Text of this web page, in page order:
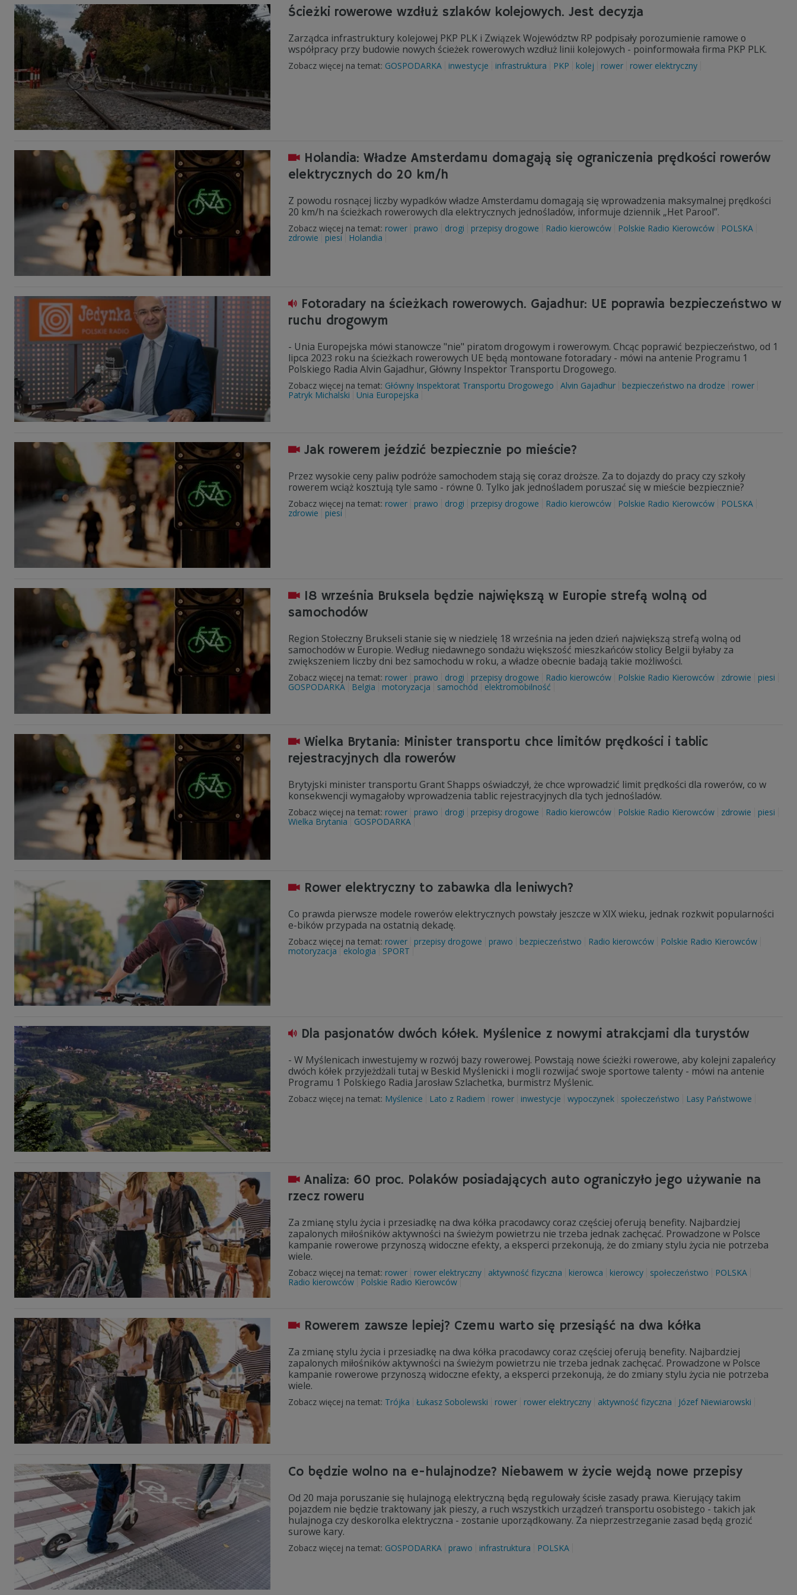
Ścieżki rowerowe wzdłuż szlaków kolejowych. Jest decyzja
Zarządca infrastruktury kolejowej PKP PLK i Związek Województw RP podpisały porozumienie ramowe o
współpracy przy budowie nowych ścieżek rowerowych wzdłuż linii kolejowych - poinformowała firma PKP PLK.
Zobacz więcej na temat: GOSPODARKA inwestycje infrastruktura PKP kolej rower rower elektryczny
Holandia: Władze Amsterdamu domagają się ograniczenia prędkości rowerów
elektrycznych do 20 km/h
Z powodu rosnącej liczby wypadków władze Amsterdamu domagają się wprowadzenia maksymalnej prędkości
20 km/h na ścieżkach rowerowych dla elektrycznych jednośladów, informuje dziennik „Het Parool”.
Zobacz więcej na temat: rower prawo drogi przepisy drogowe Radio kierowców Polskie Radio Kierowców
POLSKA
zdrowie
piesi Holandia
Fotoradary na ścieżkach rowerowych. Gajadhur: UE poprawia bezpieczeństwo w
ruchu drogowym
- Unia Europejska mówi stanowcze "nie" piratom drogowym i rowerowym. Chcąc poprawić bezpieczeństwo, od 1
lipca 2023 roku na ścieżkach rowerowych UE będą montowane fotoradary - mówi na antenie Programu 1
Polskiego Radia Alvin Gajadhur, Główny Inspektor Transportu Drogowego.
Zobacz więcej na temat: Główny Inspektorat Transportu Drogowego Alvin Gajadhur bezpieczeństwo na drodze
rower
Patryk Michalski
Unia Europejska
Jak rowerem jeździć bezpiecznie po mieście?
Przez wysokie ceny paliw podróże samochodem stają się coraz droższe. Za to dojazdy do pracy czy szkoły
rowerem wciąż kosztują tyle samo - równe 0. Tylko jak jednośladem poruszać się w mieście bezpiecznie?
Zobacz więcej na temat: rower prawo drogi przepisy drogowe Radio kierowców Polskie Radio Kierowców
POLSKA
zdrowie
piesi
18 września Bruksela będzie największą w Europie strefą wolną od
samochodów
Region Stołeczny Brukseli stanie się w niedzielę 18 września na jeden dzień największą strefą wolną od
samochodów w Europie. Według niedawnego sondażu większość mieszkańców stolicy Belgii byłaby za
zwiększeniem liczby dni bez samochodu w roku, a władze obecnie badają takie możliwości.
Zobacz więcej na temat: rower prawo drogi przepisy drogowe Radio kierowców Polskie Radio Kierowców zdrowie
piesi
GOSPODARKA
Belgia motoryzacja samochód elektromobilność
Wielka Brytania: Minister transportu chce limitów prędkości i tablic
rejestracyjnych dla rowerów
Brytyjski minister transportu Grant Shapps oświadczył, że chce wprowadzić limit prędkości dla rowerów, co w
konsekwencji wymagałoby wprowadzenia tablic rejestracyjnych dla tych jednośladów.
Zobacz więcej na temat: rower prawo drogi przepisy drogowe Radio kierowców Polskie Radio Kierowców zdrowie
piesi
Wielka Brytania
GOSPODARKA
Rower elektryczny to zabawka dla leniwych?
Co prawda pierwsze modele rowerów elektrycznych powstały jeszcze w XIX wieku, jednak rozkwit popularności
e-bików przypada na ostatnią dekadę.
Zobacz więcej na temat: rower przepisy drogowe prawo bezpieczeństwo Radio kierowców
Polskie Radio Kierowców
motoryzacja
ekologia SPORT
Dla pasjonatów dwóch kółek. Myślenice z nowymi atrakcjami dla turystów
- W Myślenicach inwestujemy w rozwój bazy rowerowej. Powstają nowe ścieżki rowerowe, aby kolejni zapaleńcy
dwóch kółek przyjeżdżali tutaj w Beskid Myślenicki i mogli rozwijać swoje sportowe talenty - mówi na antenie
Programu 1 Polskiego Radia Jarosław Szlachetka, burmistrz Myślenic.
Zobacz więcej na temat: Myślenice Lato z Radiem rower inwestycje wypoczynek społeczeństwo Lasy Państwowe
Analiza: 60 proc. Polaków posiadających auto ograniczyło jego używanie na
rzecz roweru
Za zmianę stylu życia i przesiadkę na dwa kółka pracodawcy coraz częściej oferują benefity. Najbardziej
zapalonych miłośników aktywności na świeżym powietrzu nie trzeba jednak zachęcać. Prowadzone w Polsce
kampanie rowerowe przynoszą widoczne efekty, a eksperci przekonują, że do zmiany stylu życia nie potrzeba
wiele.
Zobacz więcej na temat: rower rower elektryczny aktywność fizyczna kierowca kierowcy społeczeństwo
POLSKA
Radio kierowców
Polskie Radio Kierowców
Rowerem zawsze lepiej? Czemu warto się przesiąść na dwa kółka
Za zmianę stylu życia i przesiadkę na dwa kółka pracodawcy coraz częściej oferują benefity. Najbardziej
zapalonych miłośników aktywności na świeżym powietrzu nie trzeba jednak zachęcać. Prowadzone w Polsce
kampanie rowerowe przynoszą widoczne efekty, a eksperci przekonują, że do zmiany stylu życia nie potrzeba
wiele.
Zobacz więcej na temat: Trójka Łukasz Sobolewski rower rower elektryczny aktywność fizyczna Józef Niewiarowski
Co będzie wolno na e-hulajnodze? Niebawem w życie wejdą nowe przepisy
Od 20 maja poruszanie się hulajnogą elektryczną będą regulowały ścisłe zasady prawa. Kierujący takim
pojazdem nie będzie traktowany jak pieszy, a ruch wszystkich urządzeń transportu osobistego - takich jak
hulajnoga czy deskorolka elektryczna - zostanie uporządkowany. Za nieprzestrzeganie zasad będą grozić
surowe kary.
Zobacz więcej na temat: GOSPODARKA prawo infrastruktura POLSKA